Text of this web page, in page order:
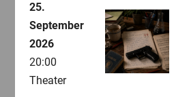
25.
September
2026
20:00
Theater